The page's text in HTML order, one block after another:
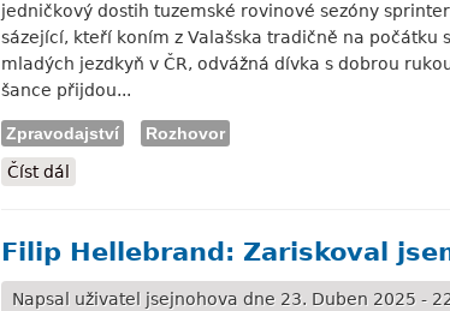
jedničkový dostih tuzemské rovinové sezóny
sázející, kteří koním z Valašska tradičně na
mladých jezdkyň v ČR, odvážná dívka s dobrou
šance přijdou...
Zpravodajství
Rozhovor
Číst dál
Filip Hellebrand: Zariskoval
Napsal uživatel jsejnohova dne 23. Duben 2025 -